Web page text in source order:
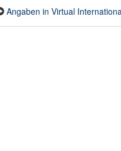
Angaben in Virtual